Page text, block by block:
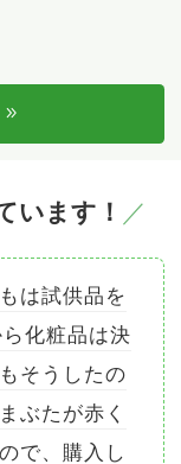
います！
は試供品を
化粧品は決
そうしたの
ぶたが赤く
で、購入し